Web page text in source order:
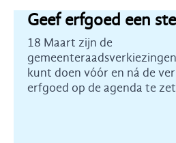
Geef erfgoed een
18 Maart zijn de
kunt doen vóór en ná de
erfgoed op de agenda te